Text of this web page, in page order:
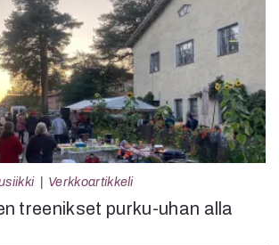
Verkkoartikkeli
treenikset purku-uhan alla